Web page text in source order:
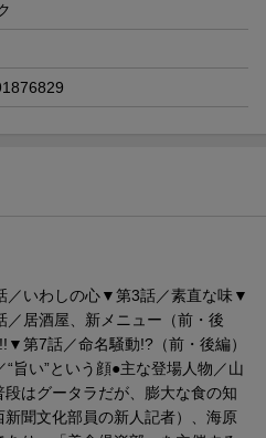
いわしの心▼第3話／素直な味▼
居酒屋、新メニュー（前・後
第7話／命名騒動!?（前・後編）
い”という顔●主な登場人物／山
はグータラだが、膨大な食の知
聞文化部員の新人記者）、海原